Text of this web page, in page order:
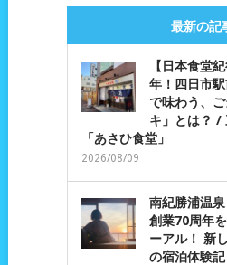
最新の記
【日本食堂
年！四日市
で味わう、
キ」とは？ /
「あさひ食堂」
2026/08/09
南紀勝浦温
創業70周年
ーアル！ 新
の宿泊体験記